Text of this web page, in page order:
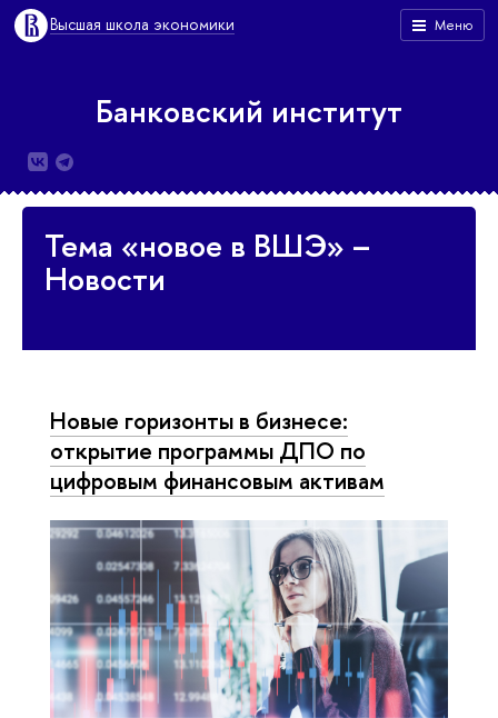
Меню
Высшая школа экономики
Банковский институт
Тема «новое в ВШЭ» –
Новости
Новые горизонты в бизнесе:
открытие программы ДПО по
цифровым финансовым активам